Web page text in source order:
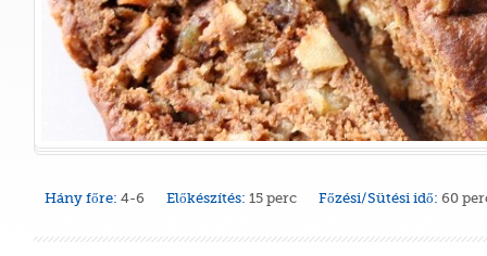
Hány főre: 4-6 Előkészítés: 15 perc Főzési/Sütési idő: 60